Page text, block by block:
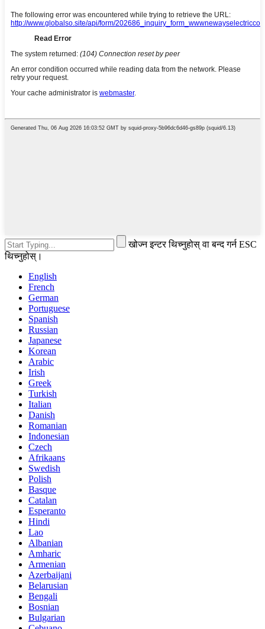
खोज्न इन्टर थिच्नुहोस् वा बन्द गर्न ESC
थिच्नुहोस्।
English
French
German
Portuguese
Spanish
Russian
Japanese
Korean
Arabic
Irish
Greek
Turkish
Italian
Danish
Romanian
Indonesian
Czech
Afrikaans
Swedish
Polish
Basque
Catalan
Esperanto
Hindi
Lao
Albanian
Amharic
Armenian
Azerbaijani
Belarusian
Bengali
Bosnian
Bulgarian